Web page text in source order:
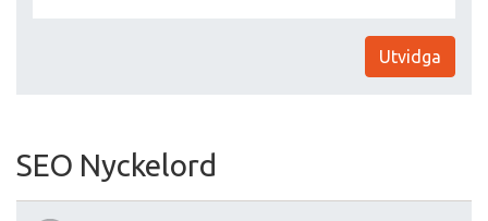
Utvidga
SEO Nyckelord